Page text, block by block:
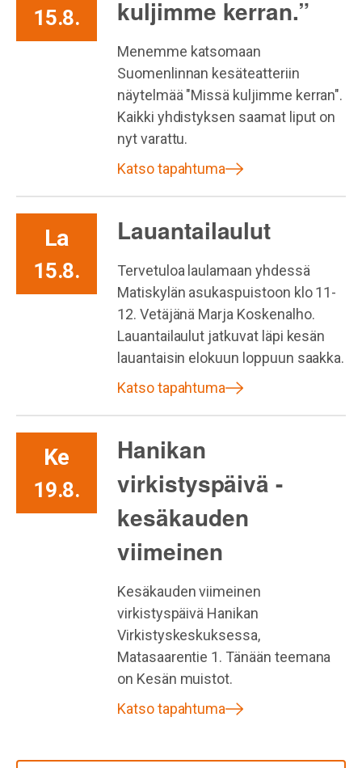
15.8.
kuljimme kerran.”
Menemme katsomaan
Suomenlinnan kesäteatteriin
näytelmää "Missä kuljimme kerran".
Kaikki yhdistyksen saamat liput on
nyt varattu.
Katso tapahtuma
La
15.8.
Lauantailaulut
Tervetuloa laulamaan yhdessä
Matiskylän asukaspuistoon klo 11-
12. Vetäjänä Marja Koskenalho.
Lauantailaulut jatkuvat läpi kesän
lauantaisin elokuun loppuun saakka.
Katso tapahtuma
Ke
19.8.
Hanikan
virkistyspäivä -
kesäkauden
viimeinen
Kesäkauden viimeinen
virkistyspäivä Hanikan
Virkistyskeskuksessa,
Matasaarentie 1. Tänään teemana
on Kesän muistot.
Katso tapahtuma